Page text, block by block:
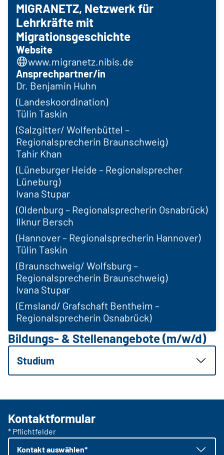
MIGRANETZ, Netzwerk für
Lehrkräfte mit
Migrationsgeschichte
Website
www.migranetz.nibis.de
Ansprechpartner/in
Dr. Benjamin Huhn
(Landeskoordination)
Tülin Taskin
(Salzgitter/ Wolfenbüttel –
Regionalsprecherin Braunschweig)
Tahir Khan
(Lüneburger Heide – Regionalsprecher
Lüneburg)
Ivana Stupar
(Oldenburg – Regionalsprecherin Osnabrück)
Ilknur Bersch
(Hannover – Regionalsprecherin Hannover)
Tülin Taskin
(Braunschweig/ Wolfsburg –
Regionalsprecherin Braunschweig)
Ivana Stupar
(Emsland/ Grafschaft Bentheim –
Regionalsprecherin Osnabrück)
Bildungs- & Stellenangebote (m/w/d)
Studium
Kontaktformular
* Pflichtfelder
Kontakt auswählen*